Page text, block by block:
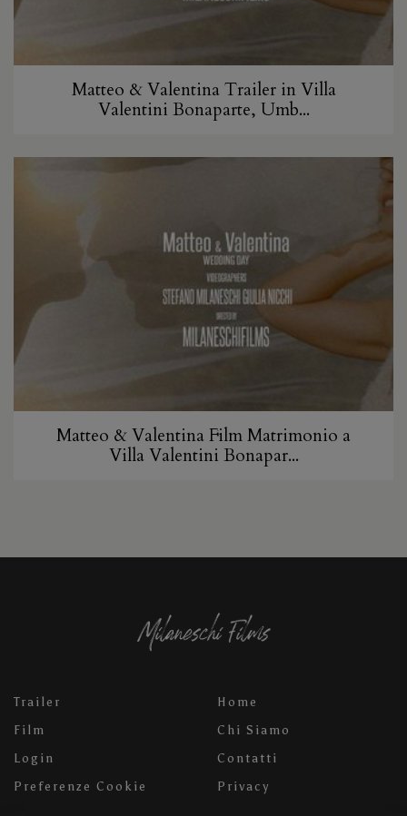
Matteo & Valentina Trailer in Villa
Valentini Bonaparte, Umb...
Matteo & Valentina Film Matrimonio a
Villa Valentini Bonapar...
Trailer
Film
Login
Preferenze Cookie
Home
Chi Siamo
Contatti
Privacy